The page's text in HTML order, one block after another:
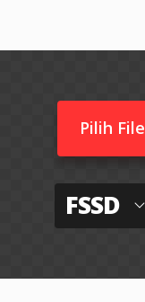
Pilih File
FSSD